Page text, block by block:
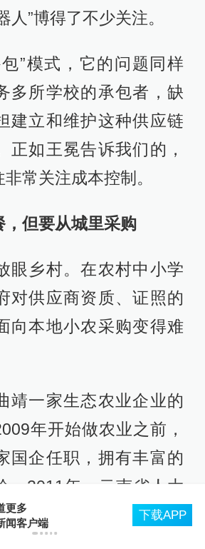
人”博得了不少关注。
”模式，它的问题同样
多所学校的承包者，缺
建立和维护这种供应链
正如王冕告诉我们的，
常关注成本控制。
，但要从城里采购
眼乡村。在农村中小学
对供应商资质、证照的
向本地小农采购变得难
靖一家生态农业企业的
年开始做农业之前，
国企任职，拥有丰富的
。2011年，云南省人大
界别人大代表帮扶偏远
更多
闻客户端
下载APP